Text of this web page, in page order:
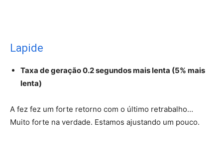
Lapide
Taxa de geração 0.2 segundos mais lenta (5% mais
lenta)
A fez fez um forte retorno com o último retrabalho…
Muito forte na verdade. Estamos ajustando um pouco.